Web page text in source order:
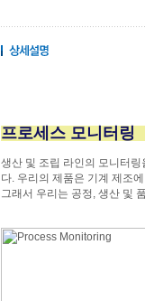
프로세스 모니터링
생산 및 조립 라인의 모니터
다. 우리의 제품은 기계 제조
그래서 우리는 공정, 생산 및